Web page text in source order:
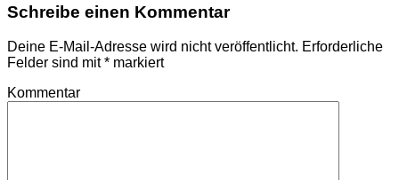
Schreibe einen Kommentar
Deine E-Mail-Adresse wird nicht veröffentlicht. Erforderliche
Felder sind mit* markiert
Kommentar